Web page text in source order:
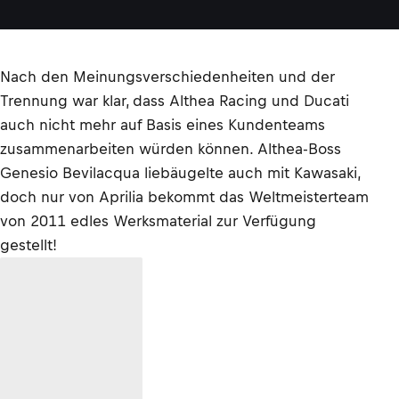
Nach den Meinungsverschiedenheiten und der
Trennung war klar, dass Althea Racing und Ducati
auch nicht mehr auf Basis eines Kundenteams
zusammenarbeiten würden können. Althea-Boss
Genesio Bevilacqua liebäugelte auch mit Kawasaki,
doch nur von Aprilia bekommt das Weltmeisterteam
von 2011 edles Werksmaterial zur Verfügung
gestellt!